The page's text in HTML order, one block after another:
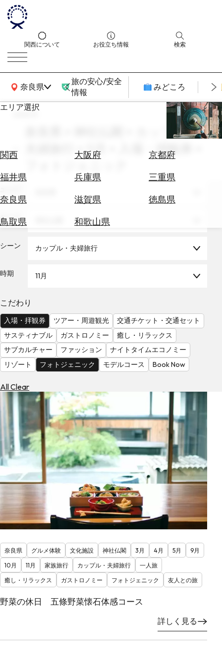
関西について お役立ち情報 検索
奈良県
関西広域MAP
旅の安心/安全
情報
みどころ
エリア選択
関西 大阪府
京都府
福井県
兵庫県
三重県
奈良県
滋賀県
徳島県
鳥取県
和歌山県
エ
券
テ
を
を
見
る
search
奈良県 × 神社仏閣 × カップル・
夫婦旅行 × 11月 × 入場・拝観券 ×
テーマ
シーン カップル・夫婦旅行
時期 11月
こだわり
入場・拝観券 ツアー・周遊観光
交通チケット・交通セット
サスティナブル
ガストロノミー
癒し・リラックス
サブカルチャー
ファッション
ナイトタイムエコノミー
リゾート
フォトジェニック モデルコース Book Now
All Clear
奈良県 グルメ体験 文化施設 神社仏閣 3月 4月 5月
9月
10月
11月 家族旅行 カップル・夫婦旅行
一人旅
癒し・リラックス
ガストロノミー フォトジェニック 友人との旅
野菜の休日 五條野菜懐石体感コース
詳しく見る